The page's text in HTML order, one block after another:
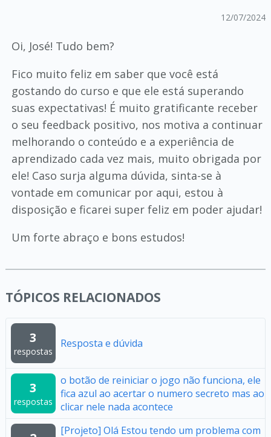
12/07/2024
Oi, José! Tudo bem?
Fico muito feliz em saber que você está
gostando do curso e que ele está superando
suas expectativas! É muito gratificante receber
o seu feedback positivo, nos motiva a continuar
melhorando o conteúdo e a experiência de
aprendizado cada vez mais, muito obrigada por
ele! Caso surja alguma dúvida, sinta-se à
vontade em comunicar por aqui, estou à
disposição e ficarei super feliz em poder ajudar!
Um forte abraço e bons estudos!
TÓPICOS RELACIONADOS
3
respostas
Resposta e dúvida
3
respostas
o botão de reiniciar o jogo não funciona, ele
fica azul ao acertar o numero secreto mas ao
clicar nele nada acontece
[Projeto] Olá Estou tendo um problema com